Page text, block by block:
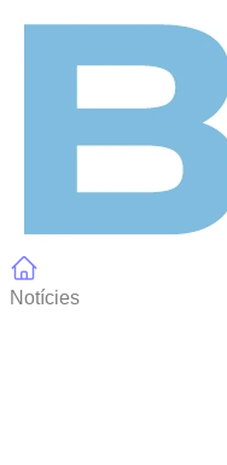
Notícies